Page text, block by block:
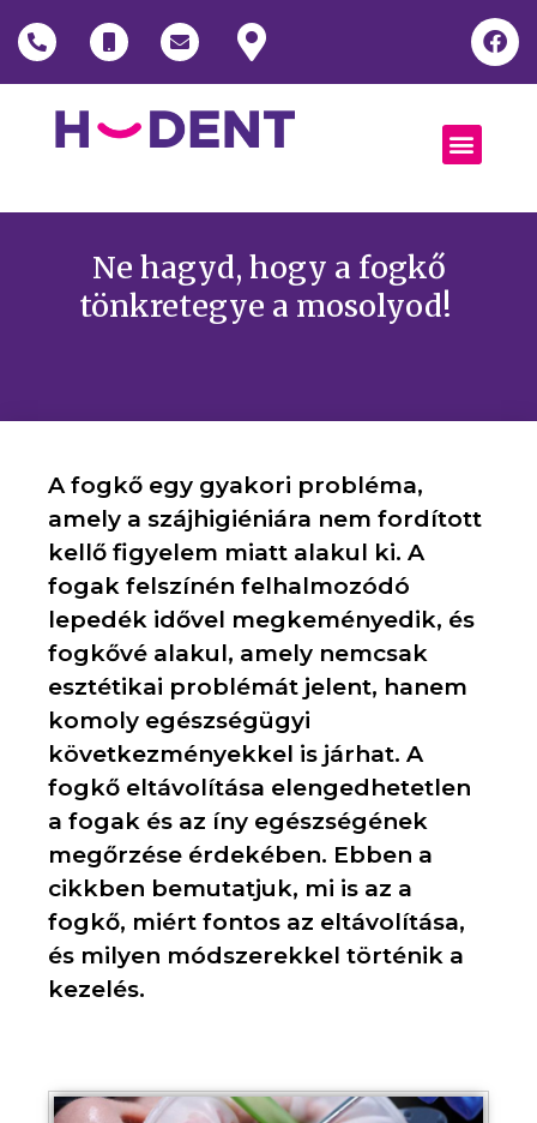
Ne hagyd, hogy a fogkő
tönkretegye a mosolyod!
A fogkő egy gyakori probléma,
amely a szájhigiéniára nem fordított
kellő figyelem miatt alakul ki. A
fogak felszínén felhalmozódó
lepedék idővel megkeményedik, és
fogkővé alakul, amely nemcsak
esztétikai problémát jelent, hanem
komoly egészségügyi
következményekkel is járhat. A
fogkő eltávolítása elengedhetetlen
a fogak és az íny egészségének
megőrzése érdekében. Ebben a
cikkben bemutatjuk, mi is az a
fogkő, miért fontos az eltávolítása,
és milyen módszerekkel történik a
kezelés.